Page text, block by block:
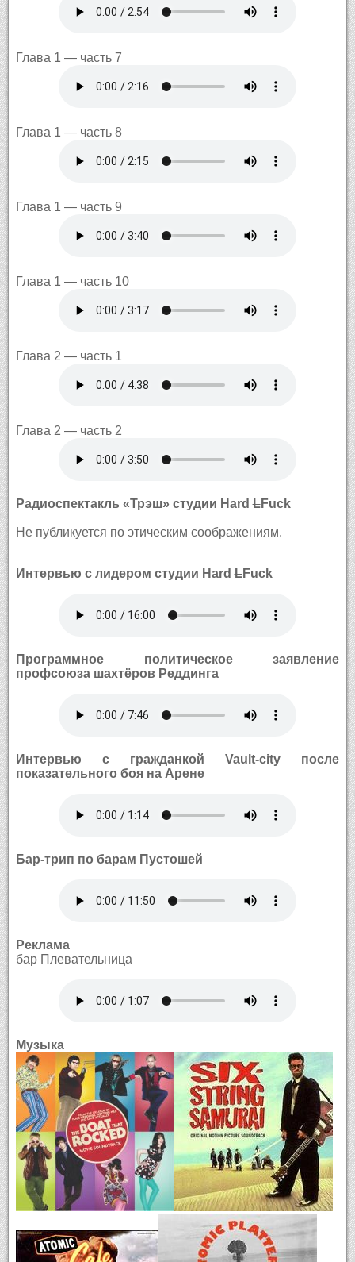
Глава 1 — часть 7
Глава 1 — часть 8
Глава 1 — часть 9
Глава 1 — часть 10
Глава 2 — часть 1
Глава 2 — часть 2
Радиоспектакль «Трэш» студии HardLFuck
Не публикуется по этическим соображениям.
Интервью с лидером студии HardLFuck
Программное политическое заявление
профсоюза шахтёров Реддинга
Интервью с гражданкой Vault-city после
показательного боя на Арене
Бар-трип по барам Пустошей
Реклама
бар Плевательница
Музыка